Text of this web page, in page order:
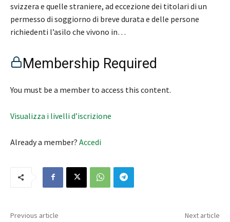
svizzera e quelle straniere, ad eccezione dei titolari di un
permesso di soggiorno di breve durata e delle persone
richiedenti l’asilo che vivono in…
Membership Required
You must be a member to access this content.
Visualizza i livelli d’iscrizione
Already a member? Accedi
Previous article Next article